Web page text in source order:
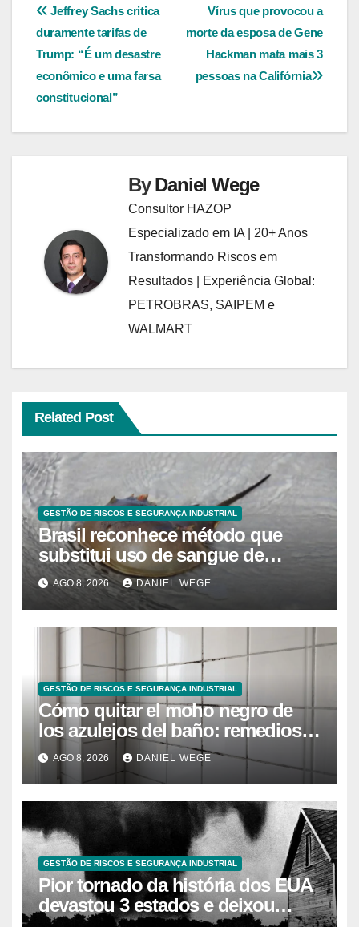
Navegação
de
Post
Vírus que provocou a
morte da esposa de Gene
Hackman mata mais 3
pessoas na Califórnia
Jeffrey Sachs critica
duramente tarifas de
Trump: “É um desastre
econômico e uma farsa
constitucional”
ByDaniel Wege
Consultor HAZOP
Especializado em IA | 20+ Anos
Transformando Riscos em
Resultados | Experiência Global:
PETROBRAS, SAIPEM e
WALMART
Related Post
GESTÃO DE RISCOS E SEGURANÇA INDUSTRIAL
Brasil reconhece método que
substitui uso de sangue de
caranguejo-ferradura em testes
farmacêuticos
AGO 8, 2026 DANIEL WEGE
GESTÃO DE RISCOS E SEGURANÇA INDUSTRIAL
Cómo quitar el moho negro de
los azulejos del baño: remedios
caseros efectivos
AGO 8, 2026 DANIEL WEGE
GESTÃO DE RISCOS E SEGURANÇA INDUSTRIAL
Pior tornado da história dos EUA
devastou 3 estados e deixou